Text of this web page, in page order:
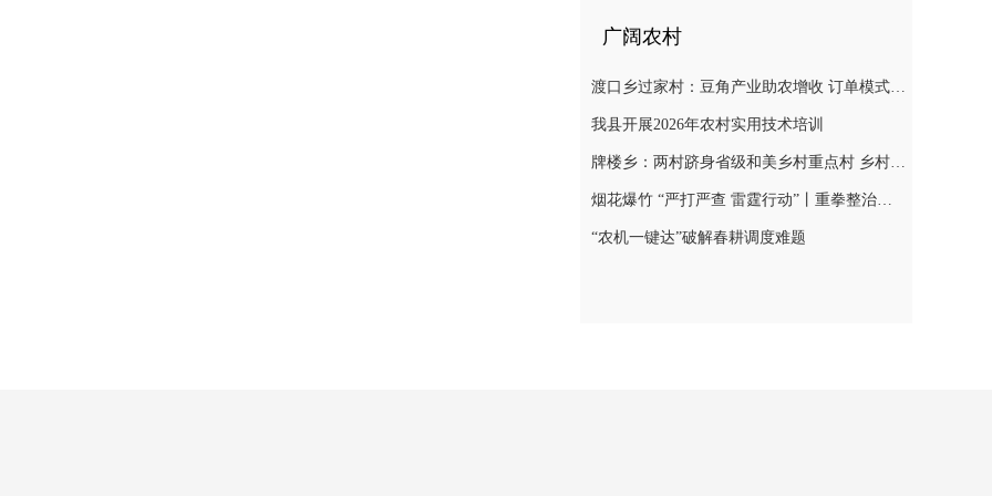
广阔农村
渡口乡过家村：豆角产业助农增收 订单模式铺就致富路
我县开展2026年农村实用技术培训
牌楼乡：两村跻身省级和美乡村重点村 乡村振兴迎来“加速跑”
烟花爆竹 “严打严查 雷霆行动”丨重拳整治非法储存烟花爆竹 筑牢辖区安全防线
“农机一键达”破解春耕调度难题